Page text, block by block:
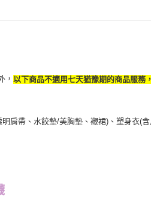
，以下商品不適用七天猶豫期的商品服務
肩帶、水餃墊/美胸墊、襯裙)、塑身衣(含